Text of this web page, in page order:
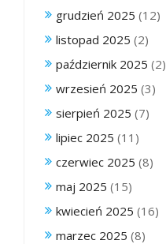
grudzień 2025 (12)
listopad 2025 (2)
październik 2025 (2)
wrzesień 2025 (3)
sierpień 2025 (7)
lipiec 2025 (11)
czerwiec 2025 (8)
maj 2025 (15)
kwiecień 2025 (16)
marzec 2025 (8)